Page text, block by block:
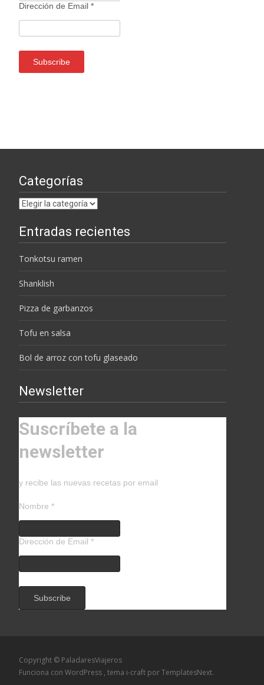
Dirección de Email *
Categorías
Categorías
Entradas recientes
Tonkotsu ramen
Shanklish
Pizza de garbanzos
Tofu en salsa
Bol de arroz con tofu glaseado
Newsletter
Suscríbete a la
newsletter
y recibe las nuevas recetas por email
Nombre *
Dirección de Email *
Copyright © PaladaresViajeros
Funciona con WordPress , tema i-craft por TemplatesNext.